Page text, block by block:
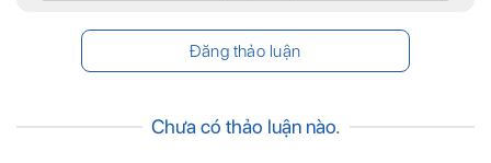
Chưa có thảo luận nào.